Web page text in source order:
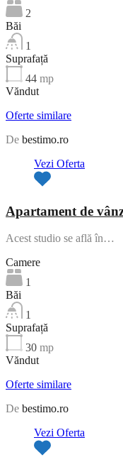
2
Băi
1
Suprafață
44 mp
Văndut
Oferte similare
De bestimo.ro
Vezi Oferta
Apartament de
Acest studio se află în…
Camere
1
Băi
1
Suprafață
30 mp
Văndut
Oferte similare
De bestimo.ro
Vezi Oferta